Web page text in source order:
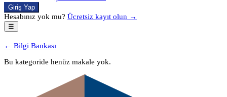
Giriş Yap
Hesabınız yok mu? Ücretsiz kayıt olun →
☰
← Bilgi Bankası
Bu kategoride henüz makale yok.